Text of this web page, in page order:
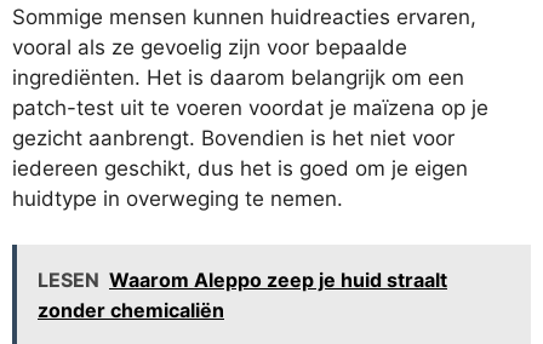
Sommige mensen kunnen huidreacties ervaren,
vooral als ze gevoelig zijn voor bepaalde
ingrediënten. Het is daarom belangrijk om een
patch-test uit te voeren voordat je maïzena op je
gezicht aanbrengt. Bovendien is het niet voor
iedereen geschikt, dus het is goed om je eigen
huidtype in overweging te nemen.
LESEN Waarom Aleppo zeep je huid straalt
zonder chemicaliën